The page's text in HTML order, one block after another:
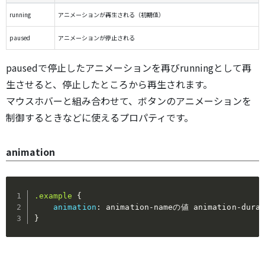
running アニメーションが再生される（初期値）
paused アニメーションが停止される
pausedで停止したアニメーションを再びrunningとして再
生させると、停止したところから再生されます。
マウスホバーと組み合わせて、ボタンのアニメーションを
制御するときなどに使えるプロパティです。
animation
.example
{
animation :
animation-nameの値 animation-
}